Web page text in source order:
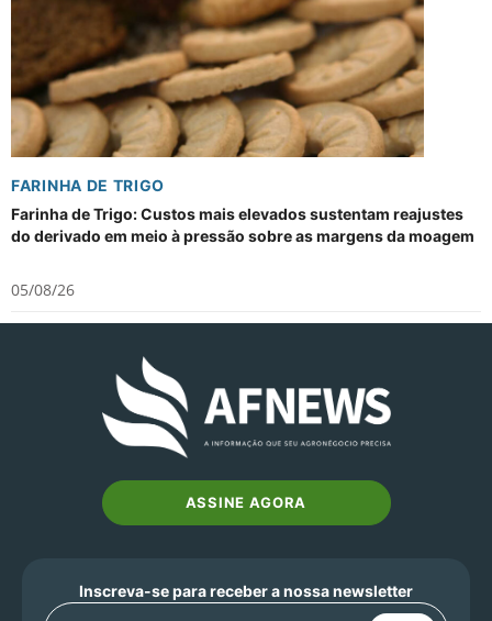
FARINHA DE TRIGO
Farinha de Trigo: Custos mais elevados sustentam reajustes
do derivado em meio à pressão sobre as margens da moagem
05/08/26
ASSINE AGORA
Inscreva-se para receber a nossa newsletter